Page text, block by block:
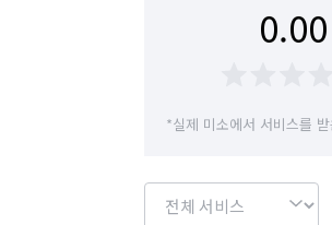
0.00
*실제 미소에서 서비스를